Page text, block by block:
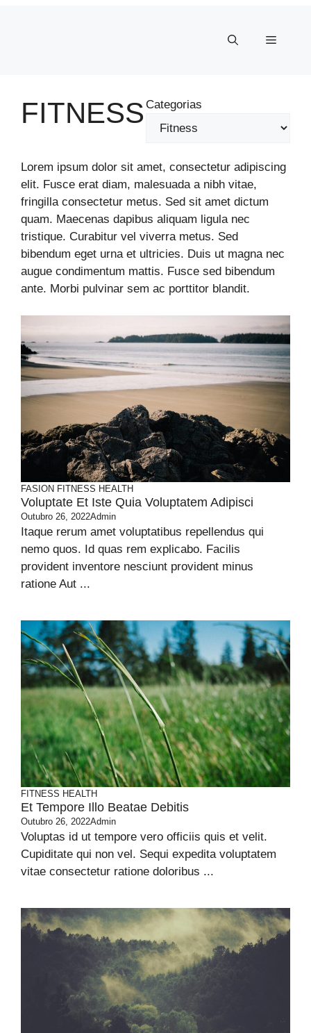
Menu
FITNESS Categorias
Lorem ipsum dolor sit amet, consectetur adipiscing
elit. Fusce erat diam, malesuada a nibh vitae,
fringilla consectetur metus. Sed sit amet dictum
quam. Maecenas dapibus aliquam ligula nec
tristique. Curabitur vel viverra metus. Sed
bibendum eget urna et ultricies. Duis ut magna nec
augue condimentum mattis. Fusce sed bibendum
ante. Morbi pulvinar sem ac porttitor blandit.
FASION FITNESS HEALTH
Voluptate Et Iste Quia Voluptatem Adipisci
Outubro 26, 2022Admin
Itaque rerum amet voluptatibus repellendus qui
nemo quos. Id quas rem explicabo. Facilis
provident inventore nesciunt provident minus
ratione Aut ...
FITNESS HEALTH
Et Tempore Illo Beatae Debitis
Outubro 26, 2022Admin
Voluptas id ut tempore vero officiis quis et velit.
Cupiditate qui non vel. Sequi expedita voluptatem
vitae consectetur ratione doloribus ...